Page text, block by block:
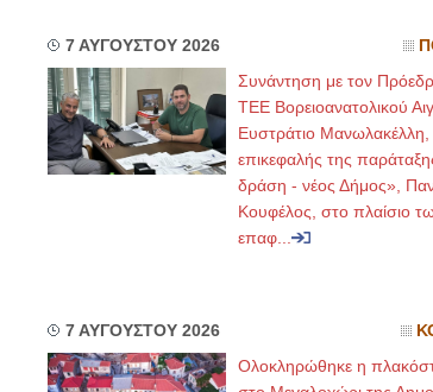
7 ΑΥΓΟΥΣΤΟΥ 2026
Συνάντηση με τον
ΤΕΕ Βορειοανατολικού
Ευστράτιο Μανωλακέλλη,
επικεφαλής της
δράση - νέος Δήμος»,
Κουφέλος, στο πλαίσιο
επαφ...
7 ΑΥΓΟΥΣΤΟΥ 2026
Ολοκληρώθηκε η